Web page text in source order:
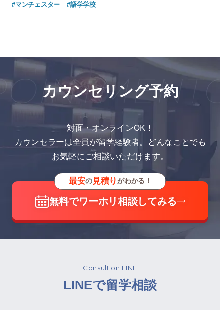
#マンチェスター #語学学校
カウンセリング予約
対面・オンラインOK！
カウンセラーは全員が留学経験者。どんなことでも
お気軽にご相談いただけます。
最安の見積りがわかる！
無料でワーホリ相談してみる
Consult on LINE
LINEで留学相談